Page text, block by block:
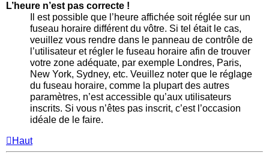
L’heure n’est pas correcte !
Il est possible que l’heure affichée soit réglée sur un
fuseau horaire différent du vôtre. Si tel était le cas,
veuillez vous rendre dans le panneau de contrôle de
l’utilisateur et régler le fuseau horaire afin de trouver
votre zone adéquate, par exemple Londres, Paris,
New York, Sydney, etc. Veuillez noter que le réglage
du fuseau horaire, comme la plupart des autres
paramètres, n’est accessible qu’aux utilisateurs
inscrits. Si vous n’êtes pas inscrit, c’est l’occasion
idéale de le faire.
Haut